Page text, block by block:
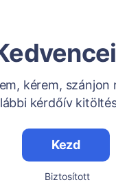
kérem, szánjon
kérdőív
Kezd
Biztosított